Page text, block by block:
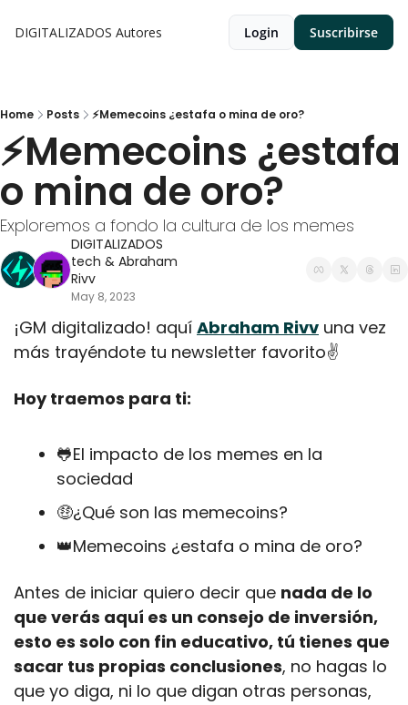
DIGITALIZADOS Autores Login Suscribirse
Home Posts ⚡Memecoins ¿estafa o mina de oro?
⚡Memecoins ¿estafa
o mina de oro?
Exploremos a fondo la cultura de los memes
DIGITALIZADOS
tech & Abraham
Rivv
May 8, 2023
¡GM digitalizado! aquí Abraham Rivv una vez
más trayéndote tu newsletter favorito✌️
Hoy traemos para ti:
🐸El impacto de los memes en la
sociedad
🤑¿Qué son las memecoins?
👑Memecoins ¿estafa o mina de oro?
Antes de iniciar quiero decir que nada de lo
que verás aquí es un consejo de inversión,
esto es solo con fin educativo, tú tienes que
sacar tus propias conclusiones, no hagas lo
que yo diga, ni lo que digan otras personas,